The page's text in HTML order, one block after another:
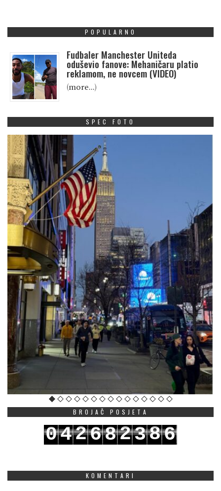
POPULARNO
Fudbaler Manchester Uniteda
oduševio fanove: Mehaničaru platio
reklamom, ne novcem (VIDEO)
(more…)
SPEC FOTO
BROJAČ POSJETA
042682386
KOMENTARI